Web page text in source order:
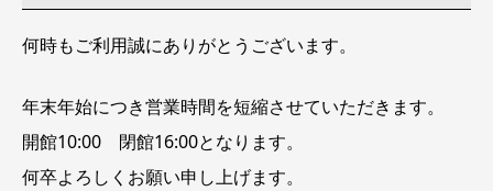
営
業
10:00
何時もご利用誠にありがとうございます。
年末年始につき営業時間を短縮させていただきます。
開館10:00 閉館16:00となります。
何卒よろしくお願い申し上げます。